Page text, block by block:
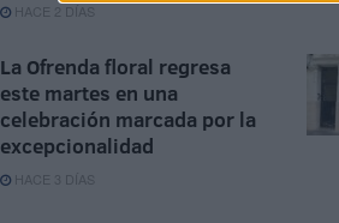
HACE 2 DÍAS
La Ofrenda floral regresa
este martes en una
celebración marcada por la
excepcionalidad
HACE 3 DÍAS